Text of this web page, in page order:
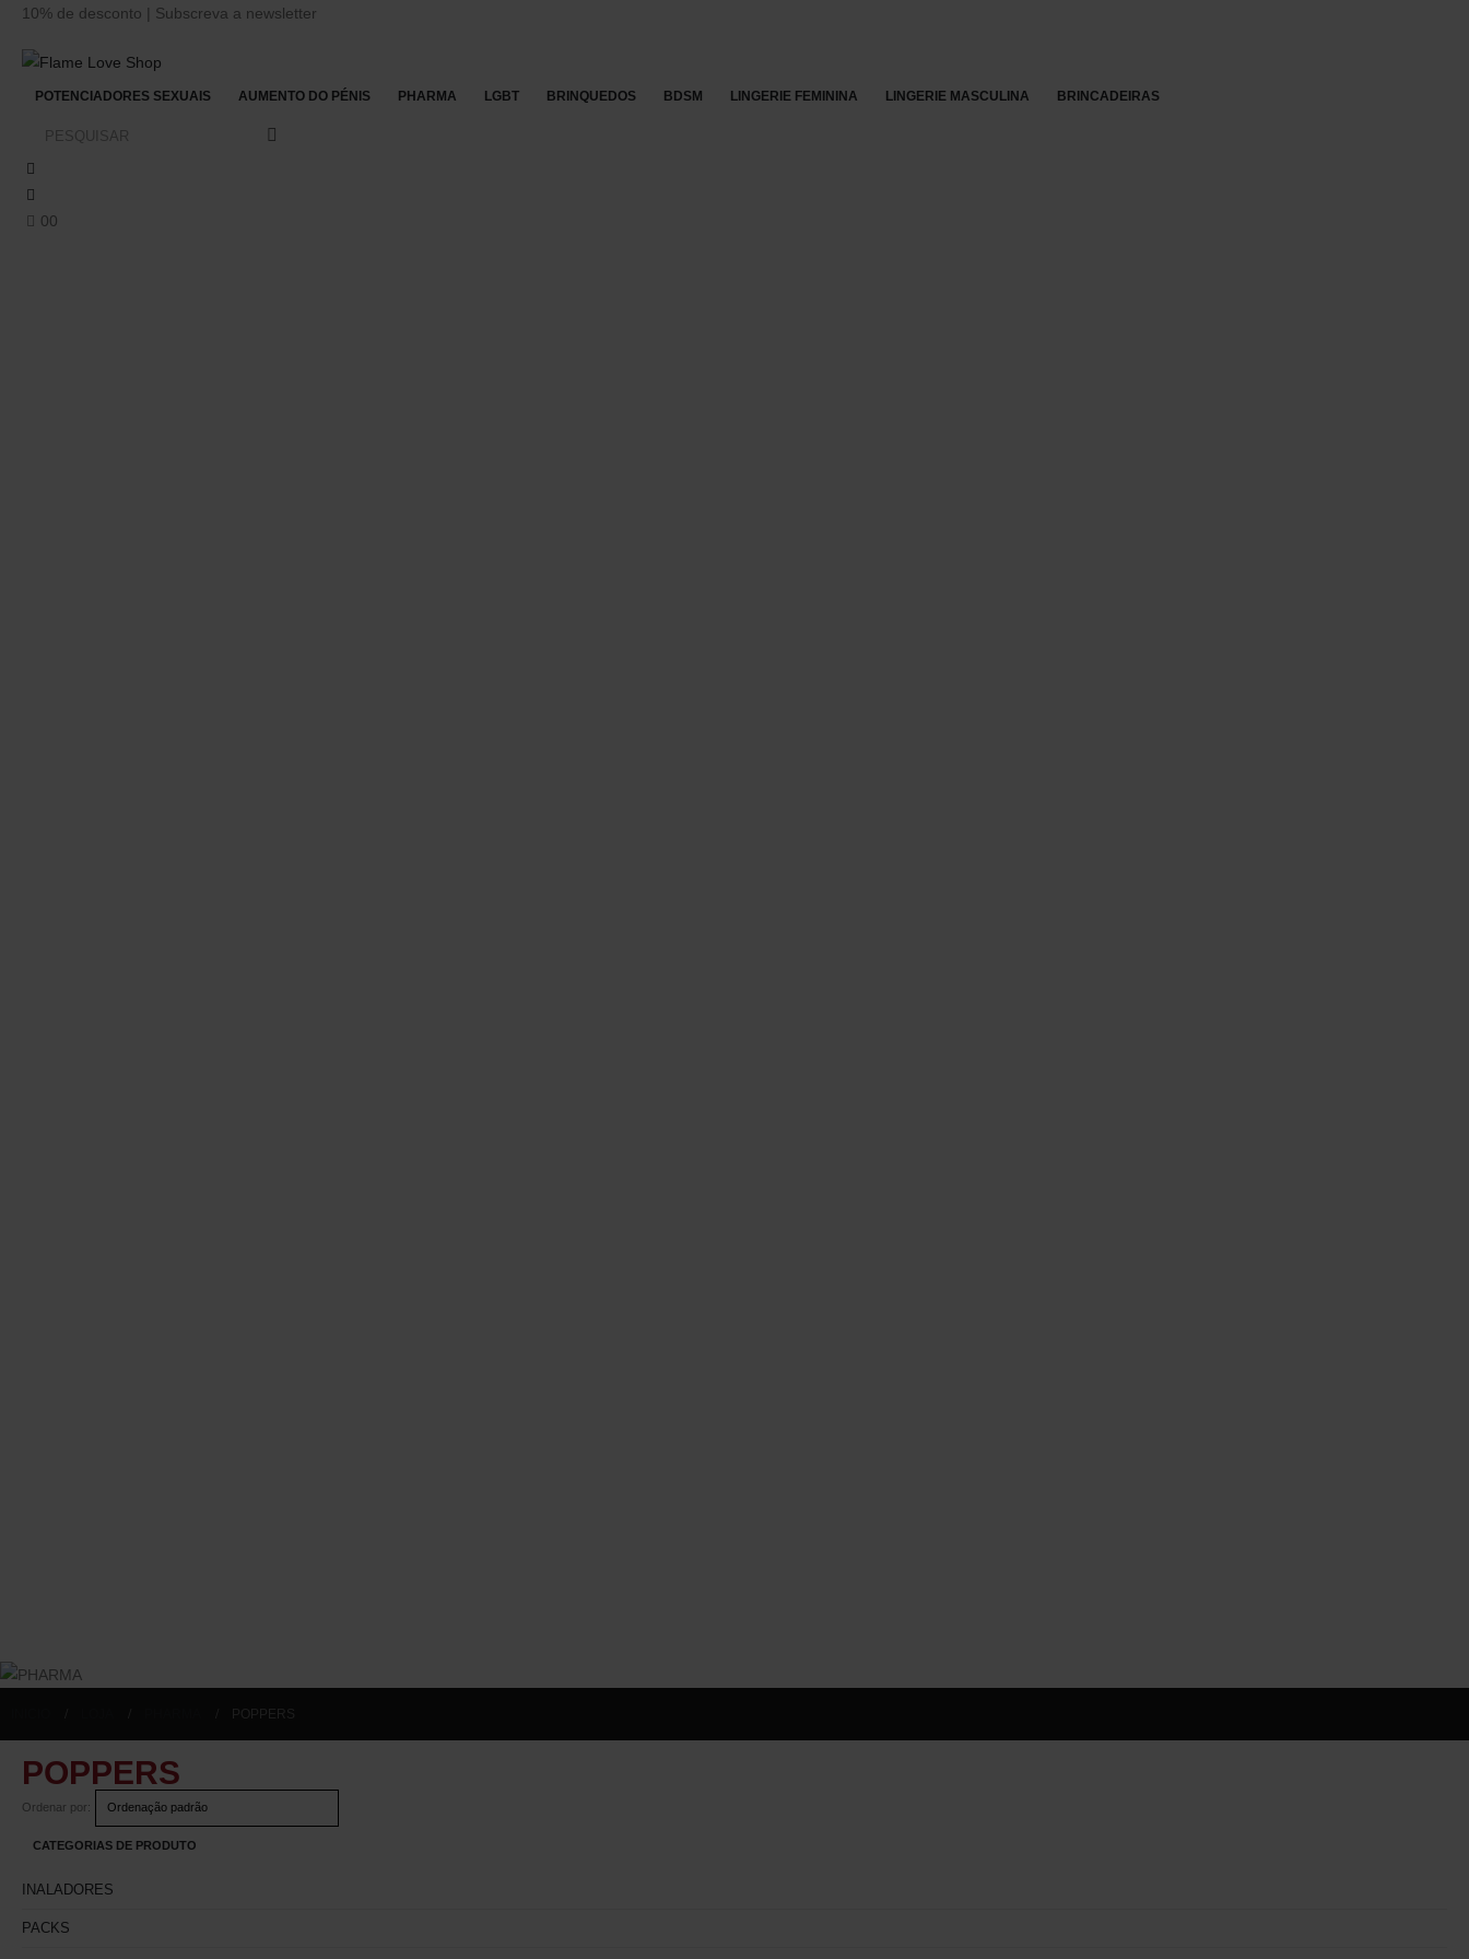
10% de desconto | Subscreva a newsletter
POTENCIADORES SEXUAIS AUMENTO DO PÉNIS PHARMA LGBT BRINQUEDOS BDSM LINGERIE FEMININA LINGERIE MASCULINA BRINCADEIRAS
00
POPPERS
POPPERS
Ordenar por:
CATEGORIAS DE PRODUTO
INALADORES
PACKS